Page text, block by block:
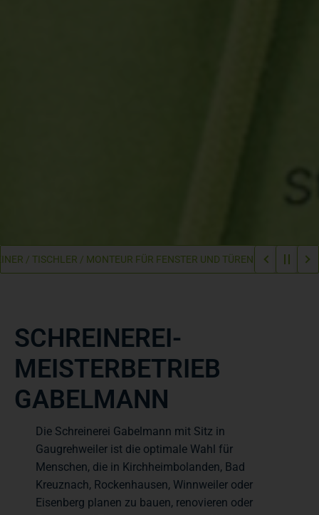
/ MONTEUR FÜR FENSTER UND TÜREN WIR WACHSEN –
SCHREINEREI-
MEISTERBETRIEB
GABELMANN
Die Schreinerei Gabelmann mit Sitz in
Gaugrehweiler ist die optimale Wahl für
Menschen, die in Kirchheimbolanden, Bad
Kreuznach, Rockenhausen, Winnweiler oder
Eisenberg planen zu bauen, renovieren oder